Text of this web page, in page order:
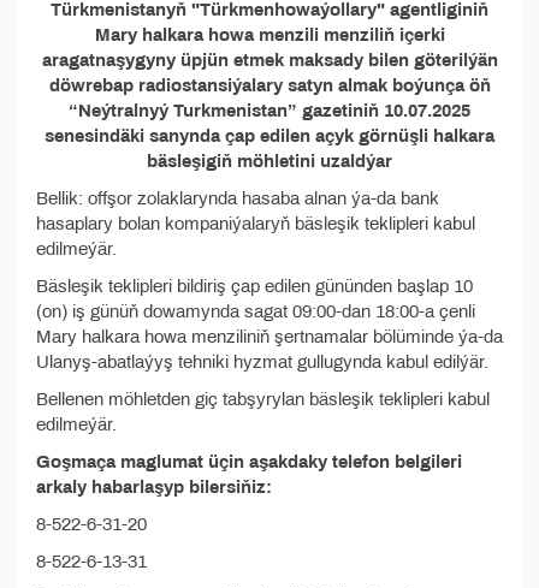
Türkmenistanyň "Türkmenhowaýollary" agentliginiň
Mary halkara howa menzili menziliň içerki
aragatnaşygyny üpjün etmek maksady bilen göterilýän
döwrebap radiostansiýalary satyn almak boýunça öň
“Neýtralnyý Turkmenistan” gazetiniň 10.07.2025
senesindäki sanynda çap edilen açyk görnüşli halkara
bäsleşigiň möhletini uzaldýar
Bellik: offşor zolaklarynda hasaba alnan ýa-da bank
hasaplary bolan kompaniýalaryň bäsleşik teklipleri kabul
edilmeýär.
Bäsleşik teklipleri bildiriş çap edilen gününden başlap 10
(on) iş günüň dowamynda sagat 09:00-dan 18:00-a çenli
Mary halkara howa menziliniň şertnamalar bölüminde ýa-da
Ulanyş-abatlaýyş tehniki hyzmat gullugynda kabul edilýär.
Bellenen möhletden giç tabşyrylan bäsleşik teklipleri kabul
edilmeýär.
Goşmaça maglumat üçin aşakdaky telefon belgileri
arkaly habarlaşyp bilersiňiz:
8-522-6-31-20
8-522-6-13-31